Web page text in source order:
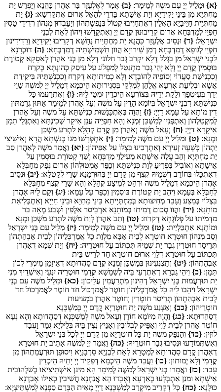
{א} וּמַלֵיל יְיָ עִם משֶׁה לְמֵימָר: {ב} אֲמַר לְאֶלְעָזָר בַּר אַהֲרן כַּהֲנָא וְיַפְרֵשׁ יַת
מַחְתְּיָא מִן בֵּינֵי יַקִידַיָא וְיַת אֵישָׁתָא בַּדְרֵי לְהָאֵל אֲרוּם אִתְקֵדְשָׁא: {ג} יַת
מַחְתְּיַית חַיָיבַיָא הָאִלֵין דְאִתְחַיְיבוּ קְטוֹל בְּנַפְשַׁתְהוֹן וְיַעַבְדוּן מִנְהוֹן רְדִידֵי טָסִין
חַפְיֵי לְמַדְבְּחָא אֲרוּם קְרֵיבוּנוּן קֳדָם יְיָ וְאִתְקַדָשׁוּ וִיהוֹן לְאַת לִבְנֵי
יִשְרָאֵל: {ד} וּנְסֵיב אֶלְעָזָר כַּהֲנָא יַת מַחְתְּיַית נְחָשָׁא דְקָרִיבוּ יַקִידַיָא וְרַדִידִינוּן
חַפְיֵי לְגוּפָא דְמַדְבְּחָא דְמִן שֵׁירוּיָא הֲווֹן תַּשְׁמִישְׁתֵּיהּ דְמַדְבְּחָא: {ה} דוּכְרָנָא
לִבְנֵי יִשְרָאֵל מִן בִּגְלַל דְלָא יִקְרַב גְבַר חִלוֹנַי דְלָא מִן בְּנֵי אַהֲרן לְאַסָקָא קְטוֹרֶת
בּוּסְמִין קֳדָם יְיָ וְלָא יְהֵי גְבַר מִתְנַטֵל לְמִפְלוֹג עַל עֵיסַק כְּהוּנְתָּא כְּקרַח
וְכִכְנִישַׁת סַעֲדוֹי וְסוֹפֵיהּ לְהוֹבָדָא וְלָא כְמִיתוּתָא דְקרַח וְכִכְנִשְׁתֵּיהּ בִּיקִידַת
אֵשָׁא וּבְלִיעַת אַרְעָא אֱלָהֵן לְמִלְקֵי בִּסְגִירוּתָא הֵיכְמָא דְמַלֵיל יְיָ לְמשֶׁה שַׁוֵי
יְדָךְ בְּעִיטְפָךְ וְלָקַת יְדֵיהּ בְּצוֹרְעָא הֵיכְדֵין יִמְטֵי לֵיהּ: {ו} וְאִתְרַעֲמוּ כָּל
כְּנִישְׁתָּא דִבְנֵי יִשְרָאֵל בְּיוֹמָא הָדֵין עַל משֶׁה וְעַל אַהֲרן לְמֵימָר אַתּוּן גְרַמְתּוּן
דִין מוֹתָא עַל עַמָא דַיְיָ: {ז} וַהֲוָה בְּאִתְכַּנָשׁוּת כְּנִישְׁתָּא עַל משֶׁה וְעַל אַהֲרן
לְמִקְטַלְהוֹן וְאִתְפְּנִיוּ לְמַשְׁכַּן זִמְנָא וְהָא חַפְיֵיהּ עֲנַן אִיקַר שְׁכִינְתָּא וְאִתְגְלֵי תַמָן
אִיקָרָא דַיְיָ: {ח} וְעָאל משֶׁה וְאַהֲרן מִן קֳדָם קְהָלָא לִתְרַע מַשְׁכַּן
זִמְנָא: {ט} וּמַלֵיל יְיָ עִם משֶׁה לְמֵימָר: {י} אִתְפְּרָשׁוּ מִגוֹ כְּנִשְׁתָּא הֲדָא וְאֵישֵׁיצֵי
יַתְהוֹן כְּשָׁעָה זְעֵירָא וְאִתְרְכִינוּ בִּצְלוֹ עַל אַפֵּיהוֹן: {יא} וַאֲמַר משֶׁה לְאַהֲרן סַב
יַת מַחְתְּיָא וְהַב עֲלָהּ אֵישָׁתָא מֵעִילַוֵי מַדְבְּחָא וְשַׁוִי קְטוֹרֶת בּוּסְמִין עַל
אֵישָׁתָא וְאוֹבִיל בִּפְרִיעַ לְוַת כְּנִישְׁתָּא וְכַפֵּר אַמְטוּלְהוֹן אֲרוּם נְפַק מְחַבְּלָא
דְאִתְכָּלוּ בְּחוֹרֵב דִשְׁמֵיהּ קֶצֶף מִן קָדָם יְיָ בִּהוּרְמָנָא שָׁרֵי לְקַטְלָא: {יב} וּנְסֵיב
אַהֲרן הֵיכְמָא דְמַלֵיל משֶׁה וּרְהַט לְמִיצַע קְהָלָא וְהָא שָׁרֵי קֶצֶף מְחַבְּלָא
לְחַבְּלָא בְּעַמָא וִיהַב יַת קְטוֹרֶת בּוּסְמִין וְכַפֵּר עַל עַמָא: {יג} וְקָם לֵיהּ אַהֲרן
בִּצְלוֹי בְּמַצַע וְעָבַד מְחִיצוּתָא בְּמַחְתְּיָיתָא בֵּינֵי מֵתַיָא וּבֵינֵי חַיַיָא וְאִתְכְּלִיאַת
מוֹתָנָא: {יד} וַהֲווֹ סְכוּם דְמִיתוּ בְּמוֹתָנָא אַרְבֵּיסַר אַלְפִין וּשְׁבַע מְאָה בַּר
מִדְמִיתוּ עַל פְּלוּגְתָּא דְקרַח: {טו} וְתַב אַהֲרן לְוַת משֶׁה לִתְרַע מַשְׁכַּן זִמְנָא
וּמוֹתָנָא אִתְכַּלְיַית: {טז} וּמַלֵיל יְיָ עִם משֶׁה לְמֵימָר: {יז} מַלֵיל עִם בְּנֵי יִשְרָאֵל
וְסַב מִנְהוֹן חוּטְרָא חוּטְרָא לְבֵית אַבָּא מִלְוַת כָּל אֲמַרְכְּלֵיהוֹן לְבֵית אַבְהַתְהוֹן
תְּרֵיסַר חוּטְרִין גְבַר יַת שְׁמֵיהּ תִּכְתּוֹב עַל חוּטְרֵיהּ: {יח} וְיַת שְׁמָא דְאַהֲרן
תִּכְתּוֹב עַל חוּטְרָא דְלֵוִי אֲרוּם חוּטְרָא חָד לְרֵישׁ בֵּית
אַבְהַתְהוֹן: {יט} וְתַצְנְעִינוּן בְּמַשְׁכַּן זִמְנָא קֳדָם סַהֲדוּתָא דְאֵיזַמֵן מֵימְרִי לְכוֹן
תַּמָן: {כ} וִיהֵי גַבְרָא דְאִתְרְעֵי בֵּיהּ לְשַׁמָשָׁא קֳדָמַי חוּטְרֵיהּ יִנְעֵי וְאִישְׁדֵיךְ מִנִי
יַת תּוּרְעֲמוּת בְּנֵי יִשְרָאֵל דְהִינוּן מִתְרַעֲמִין עֲלֵיכוֹן: {כא} וּמַלֵיל משֶׁה עִם בְּנֵי
יִשְרָאֵל וִיהָבוּ לֵיהּ כָּל אֲמַרְכְּלֵיהוֹן חוֹטֶר לַאֲמַרְכּוֹל חַד חוֹטֶר לַאֲמַרְכּוֹל חַד
לְבֵית אַבְהַתְהוֹן תְּרֵיסַר חוּטְרִין וְחוֹטֶר אַהֲרן בִּמְצִיעוּת
חוּטְרֵיהוֹן: {כב} וְאַצְנַע משֶׁה יַת חוּטְרַיָא קֳדָם יְיָ בְּמַשְׁכְּנָא
דְסַהֲדוּתָא: {כג} וַהֲוָה מִיוֹמָא חוֹרָן וְעָאל משֶׁה לְמַשְׁכְּנָא דְסַהֲדוּתָא וְהָא נְעָא
חוֹטֶר אַהֲרן לְבֵית לֵוִי וְאַפֵּיק לִבְלוּבִין וְאָנֵיץ נִצִין בֵּיהּ בְּלֵילְיָא גְמַר וַעֲבַד
לוּזִין: {כד} וְהַנְפַּק משֶׁה יַת כָּל חוּטְרַיָא מִן קֳדָם יְיָ לְכָל בְּנֵי יִשְרָאֵל
וְאִשְׁתְּמוֹדָעוּ וּנְסִיבוּ גְבַר חוּטְרֵיהּ: {כה} וַאֲמַר יְיָ לְמשֶׁה אָתֵיב יַת חוּטְרָא
דְאַהֲרן קֳדָם סַהֲדוּתָא לְמַטָרָא לְאָת לִבְנַיָא סַרְבָנַיָא וִיסוּפַן תּוּרְעֲמַתְהוֹן מִן
קֳדָמַי וְלָא יְמוּתוּן: {כו} וַעֲבַד משֶׁה הֵיכְמָא דְפַקֵיד יְיָ יָתֵיהּ הֵיכְדֵין
עָבַד: {כז} וַאֲמָרוּ בְּנֵי יִשְרָאֵל לְמשֶׁה לְמֵימָר הָא מִינַן אִישְׁתֵּיצִיאוּ בְּשַׁלְהוֹבִית
אֵישָׁתָא וּמִנַן אִתְבְּלָעוּ בְּאַרְעָא וְאָבָדוּ הָא אֲנַחְנָא חֲשִׁיבִין כְּאִילוּ אָבַדְנָא
כּוּלָנָא: {כח} כָּל דְקָרֵיב מִיקְרַב לְמַשְׁכְּנָא דַיְיָ מָאִית הַבְּרַם סַפְנָא לְמִשְׁתֵּיצְיָא: